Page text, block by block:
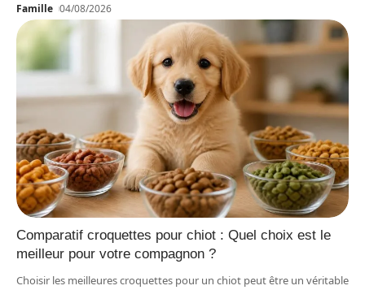
Famille 04/08/2026
Comparatif croquettes pour chiot : Quel choix est le
meilleur pour votre compagnon ?
Choisir les meilleures croquettes pour un chiot peut être un véritable